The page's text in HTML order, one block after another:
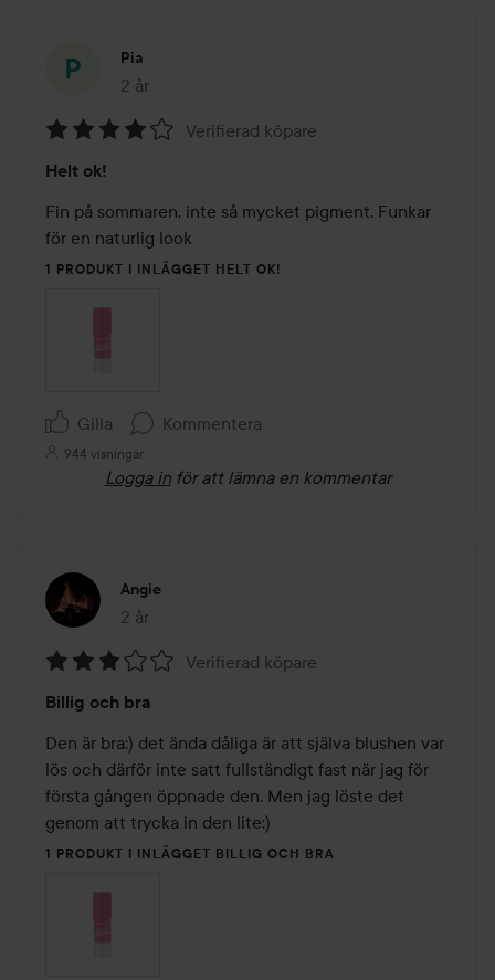
Pia
2 år
Inlägget skapades 2 år
4
av
5
Verifierad köpare
Helt ok!
Fin på sommaren, inte så mycket pigment. Funkar
för en naturlig look
1 PRODUKT I INLÄGGET HELT OK!
Gilla Kommentera
944 visningar
Logga in för att lämna en kommentar
Angie
2 år
Inlägget skapades 2 år
3
av
5
Verifierad köpare
Billig och bra
Den är bra:) det ända dåliga är att själva blushen var
lös och därför inte satt fullständigt fast när jag för
första gången öppnade den. Men jag löste det
genom att trycka in den lite:)
1 PRODUKT I INLÄGGET BILLIG OCH BRA